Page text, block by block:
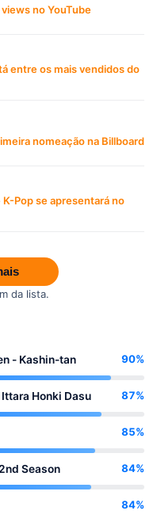
no YouTube
entre os mais vendidos do
nomeação na Billboard
Pop se apresentará no
da lista.
- Kashin-tan 90%
Honki Dasu 87%
85%
Season 84%
84%